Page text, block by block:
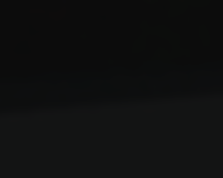
performanţele ...